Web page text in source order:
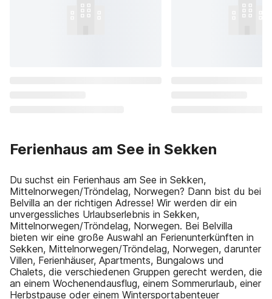
Ferienhaus am See in Sekken
Du suchst ein Ferienhaus am See in Sekken,
Mittelnorwegen/Tröndelag, Norwegen? Dann bist du bei
Belvilla an der richtigen Adresse! Wir werden dir ein
unvergessliches Urlaubserlebnis in Sekken,
Mittelnorwegen/Tröndelag, Norwegen. Bei Belvilla
bieten wir eine große Auswahl an Ferienunterkünften in
Sekken, Mittelnorwegen/Tröndelag, Norwegen, darunter
Villen, Ferienhäuser, Apartments, Bungalows und
Chalets, die verschiedenen Gruppen gerecht werden, die
an einem Wochenendausflug, einem Sommerurlaub, einer
Herbstpause oder einem Wintersportabenteuer